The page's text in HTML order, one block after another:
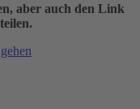
aber auch den Link